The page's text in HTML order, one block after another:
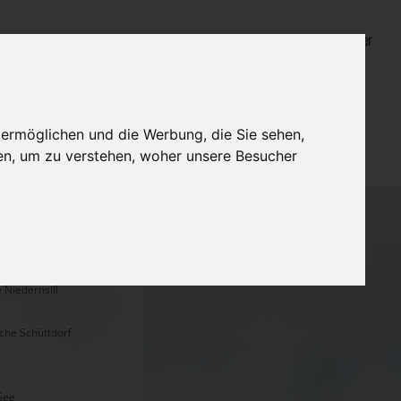
und die Werbung, die Sie sehen,
um zu verstehen, woher unsere Besucher
Login für Bestatter
Niedernsill
Schüttdorf